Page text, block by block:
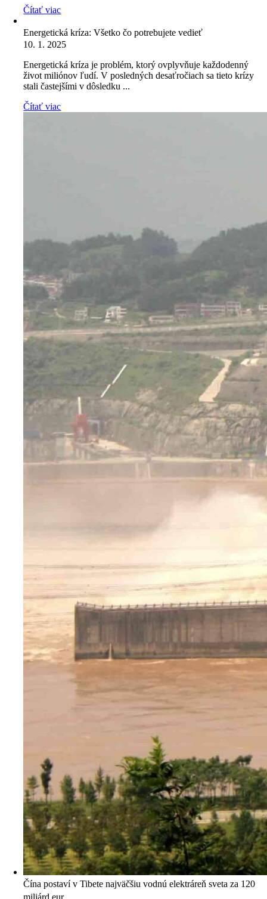
Čítať viac
Energetická kríza: Všetko čo potrebujete vedieť
10. 1. 2025
Energetická kríza je problém, ktorý ovplyvňuje každodenný
život miliónov ľudí. V posledných desaťročiach sa tieto krízy
stali častejšími v dôsledku ...
Čítať viac
Čína postaví v Tibete najväčšiu vodnú elektráreň sveta za 120
miliárd eur